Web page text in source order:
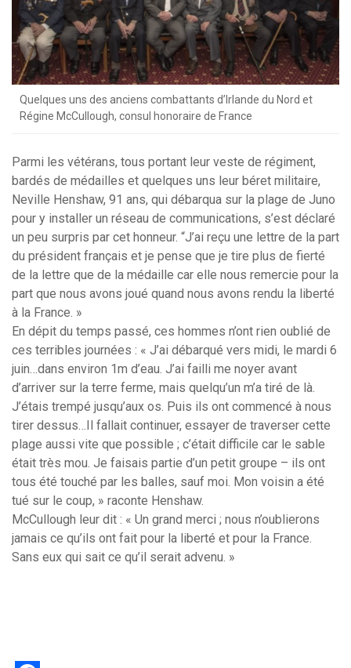
Quelques uns des anciens combattants d’Irlande du Nord et
Régine McCullough, consul honoraire de France
Parmi les vétérans, tous portant leur veste de régiment,
bardés de médailles et quelques uns leur béret militaire,
Neville Henshaw, 91 ans, qui débarqua sur la plage de Juno
pour y installer un réseau de communications, s’est déclaré
un peu surpris par cet honneur. “J’ai reçu une lettre de la part
du président français et je pense que je tire plus de fierté
de la lettre que de la médaille car elle nous remercie pour la
part que nous avons joué quand nous avons rendu la liberté
à la France. »
En dépit du temps passé, ces hommes n’ont rien oublié de
ces terribles journées : « J’ai débarqué vers midi, le mardi 6
juin…dans environ 1m d’eau. J’ai failli me noyer avant
d’arriver sur la terre ferme, mais quelqu’un m’a tiré de là.
J’étais trempé jusqu’aux os. Puis ils ont commencé à nous
tirer dessus…Il fallait continuer, essayer de traverser cette
plage aussi vite que possible ; c’était difficile car le sable
était très mou. Je faisais partie d’un petit groupe – ils ont
tous été touché par les balles, sauf moi. Mon voisin a été
tué sur le coup, » raconte Henshaw.
McCullough leur dit : « Un grand merci ; nous n’oublierons
jamais ce qu’ils ont fait pour la liberté et pour la France.
Sans eux qui sait ce qu’il serait advenu. »